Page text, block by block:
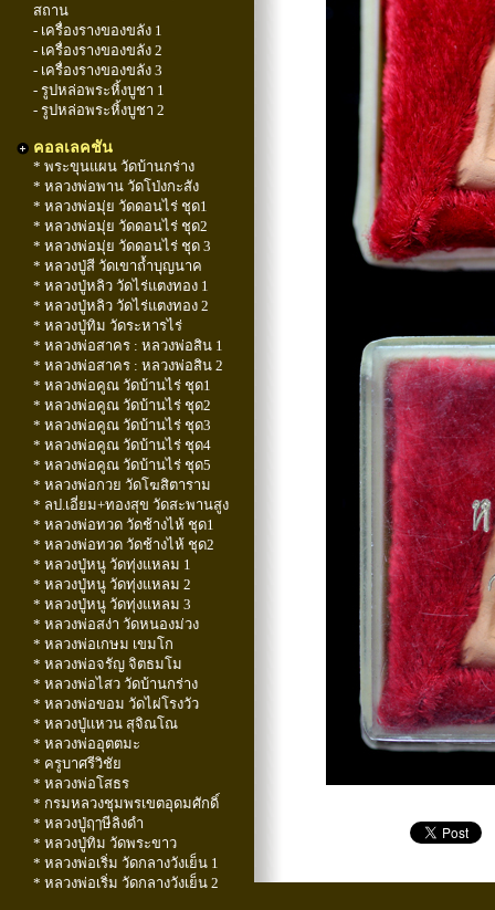
สถาน
- เครื่องรางของขลัง 1
- เครื่องรางของขลัง 2
- เครื่องรางของขลัง 3
- รูปหล่อพระหิ้งบูชา 1
- รูปหล่อพระหิ้งบูชา 2
คอลเลคชัน
* พระขุนแผน วัดบ้านกร่าง
* หลวงพ่อพาน วัดโป่งกะสัง
* หลวงพ่อมุ่ย วัดดอนไร่ ชุด1
* หลวงพ่อมุ่ย วัดดอนไร่ ชุด2
* หลวงพ่อมุ่ย วัดดอนไร่ ชุด 3
* หลวงปู่สี วัดเขาถ้ำบุญนาค
* หลวงปู่หลิว วัดไร่แตงทอง 1
* หลวงปู่หลิว วัดไร่แตงทอง 2
* หลวงปู่ทิม วัดระหารไร่
* หลวงพ่อสาคร : หลวงพ่อสิน 1
* หลวงพ่อสาคร : หลวงพ่อสิน 2
* หลวงพ่อคูณ วัดบ้านไร่ ชุด1
* หลวงพ่อคูณ วัดบ้านไร่ ชุด2
* หลวงพ่อคูณ วัดบ้านไร่ ชุด3
* หลวงพ่อคูณ วัดบ้านไร่ ชุด4
* หลวงพ่อคูณ วัดบ้านไร่ ชุด5
* หลวงพ่อกวย วัดโฆสิตาราม
* ลป.เอี่ยม+ทองสุข วัดสะพานสูง
* หลวงพ่อทวด วัดช้างไห้ ชุด1
* หลวงพ่อทวด วัดช้างไห้ ชุด2
* หลวงปู่หนู วัดทุ่งแหลม 1
* หลวงปู่หนู วัดทุ่งแหลม 2
* หลวงปู่หนู วัดทุ่งแหลม 3
* หลวงพ่อสง่า วัดหนองม่วง
* หลวงพ่อเกษม เขมโก
* หลวงพ่อจรัญ จิตธมโม
* หลวงพ่อไสว วัดบ้านกร่าง
* หลวงพ่อขอม วัดไผ่โรงวัว
* หลวงปู่แหวน สุจิณโณ
* หลวงพ่ออุตตมะ
* ครูบาศรีวิชัย
* หลวงพ่อโสธร
* กรมหลวงชุมพรเขตอุดมศักดิ์
* หลวงปู่ฤๅษีลิงดำ
* หลวงปู่ทิม วัดพระขาว
* หลวงพ่อเริ่ม วัดกลางวังเย็น 1
* หลวงพ่อเริ่ม วัดกลางวังเย็น 2